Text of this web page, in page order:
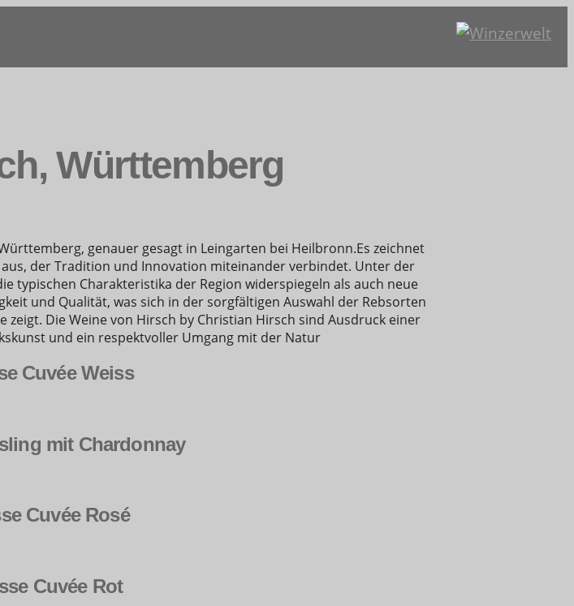
Württemberg
genauer gesagt in Leingarten bei Heilbronn.Es zeichnet
der Tradition und Innovation miteinander verbindet. Unter der
typischen Charakteristika der Region widerspiegeln als auch neue
und Qualität, was sich in der sorgfältigen Auswahl der Rebsorten
zeigt. Die Weine von Hirsch by Christian Hirsch sind Ausdruck einer
und ein respektvoller Umgang mit der Natur
Cuvée Weiss
mit Chardonnay
Cuvée Rosé
Cuvée Rot